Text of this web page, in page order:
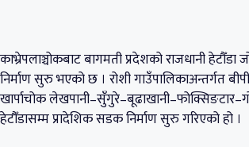
काभ्रेपलाञ्चोकबाट बागमती प्रदेशको राजधानी
निर्माण सुरु भएको छ । रोशी गाउँपालिकाअन्तर्गत
खार्पाचोक
हेटौँडासम्म प्रादेशिक सडक निर्माण सुरु गरिएको हो ।